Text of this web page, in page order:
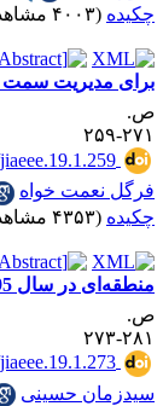
(۴۰۰۳ مشاهده)
مدیریت سمت
۲۵۹
jiaeee.19.1.259
نعمت خواه
(۴۳۵۳ مشاهده)
در سال 1395
۲۷۳
jiaeee.19.1.273
حسینی